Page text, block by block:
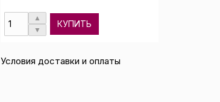
КУПИТЬ
Условия доставки и оплаты